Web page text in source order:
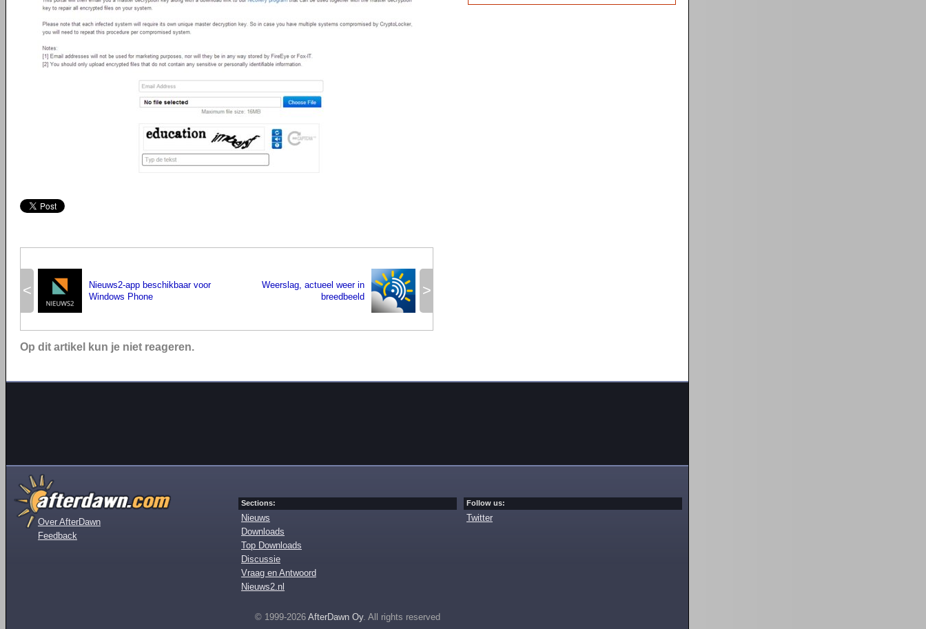
<
Nieuws2-app beschikbaar voor
Windows Phone
>
Weerslag, actueel weer in
breedbeeld
Op dit artikel kun je niet reageren.
Over AfterDawn
Feedback
Sections:
Nieuws
Downloads
Top Downloads
Discussie
Vraag en Antwoord
Nieuws2.nl
Follow us:
Twitter
© 1999-2026 AfterDawn Oy. All rights reserved